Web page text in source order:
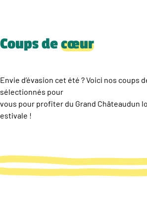
Coups decœur
Envie d’évasion cet été ? Voici nos coups
sélectionnés pour
vous pour profiter du Grand Châteaudun
estivale !